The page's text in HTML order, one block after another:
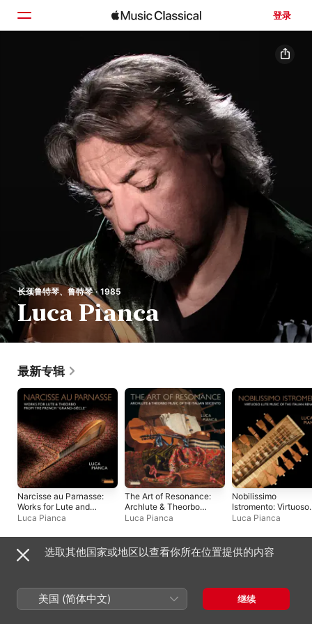
登录
搜索
长颈鲁特琴、鲁特琴 · 1985
Luca Pianca
最新专辑
Narcisse au Parnasse:
Works for Lute and
Theorbo from the
Siècle"
Luca Pianca
The Art of Resonance:
Archlute & Theorbo
Music of the Italian
Luca Pianca
Nobilissimo
Istromento: Virtuoso
Lute Music of the
Luca Pianca
合辑
选取其他国家或地区以查看你所在位置提供的内容
美国 (简体中文) 继续